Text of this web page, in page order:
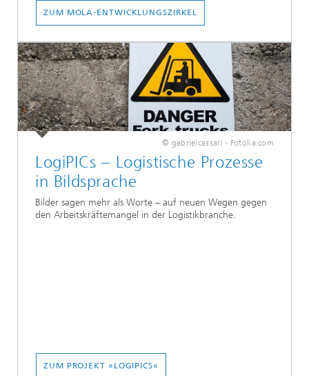
ZUM MOLA-ENTWICKLUNGSZIRKEL
© gabrielcassari - Fotolia.com
LogiPICs – Logistische Prozesse
in Bildsprache
Bilder sagen mehr als Worte – auf neuen Wegen gegen
den Arbeitskräftemangel in der Logistikbranche.
ZUM PROJEKT »LOGIPICS«